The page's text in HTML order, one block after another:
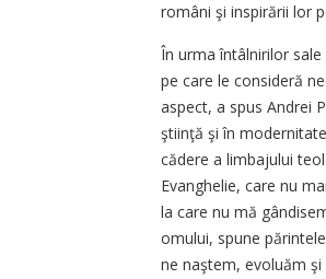
români şi inspirării lor
În urma întâlnirilor
pe care le consideră
aspect, a spus Andrei
ştiinţă şi în
cădere a limbajului
Evanghelie, care nu
la care nu mă
omului, spune
ne naştem, evoluăm